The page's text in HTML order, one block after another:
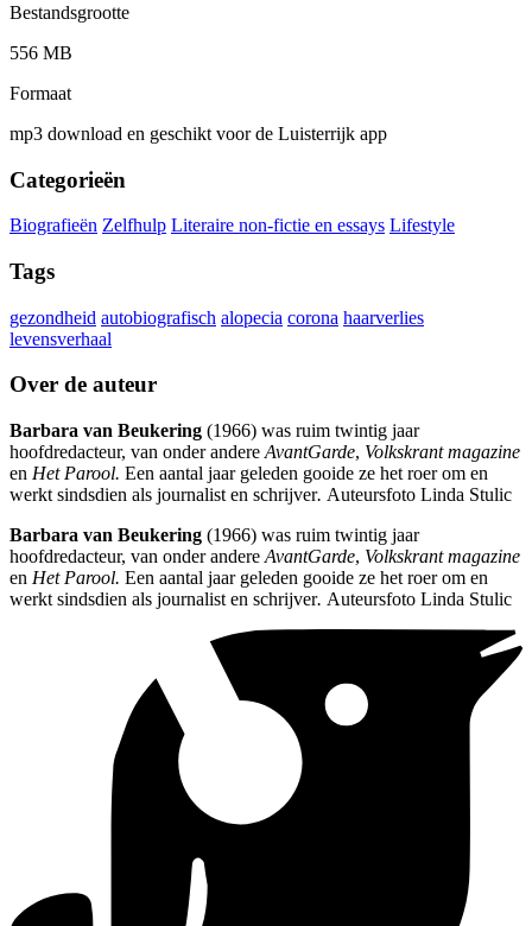
Bestandsgrootte
556 MB
Formaat
mp3 download en geschikt voor de Luisterrijk app
Categorieën
Biografieën Zelfhulp Literaire non-fictie en essays Lifestyle
Tags
gezondheid autobiografisch alopecia corona haarverlies
levensverhaal
Over de auteur
Barbara van Beukering (1966) was ruim twintig jaar
hoofdredacteur, van onder andere AvantGarde, Volkskrant magazine
en Het Parool. Een aantal jaar geleden gooide ze het roer om en
werkt sindsdien als journalist en schrijver. Auteursfoto Linda Stulic
Barbara van Beukering (1966) was ruim twintig jaar
hoofdredacteur, van onder andere AvantGarde, Volkskrant magazine
en Het Parool. Een aantal jaar geleden gooide ze het roer om en
werkt sindsdien als journalist en schrijver. Auteursfoto Linda Stulic